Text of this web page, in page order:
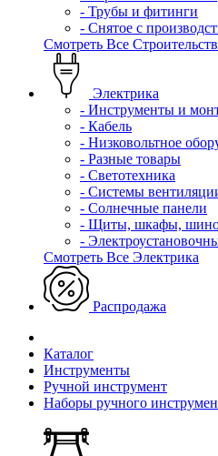
- Трубы и фитинги
- Снятое с
Смотреть Все
Электрика
- Инструменты и
- Кабель
- Низковольтное
- Разные товары
- Светотехника
- Системы
- Солнечные панели
- Щиты, шкафы,
-
Смотреть Все Электрика
Распродажа
Каталог
Инструменты
Ручной инструмент
Наборы ручного